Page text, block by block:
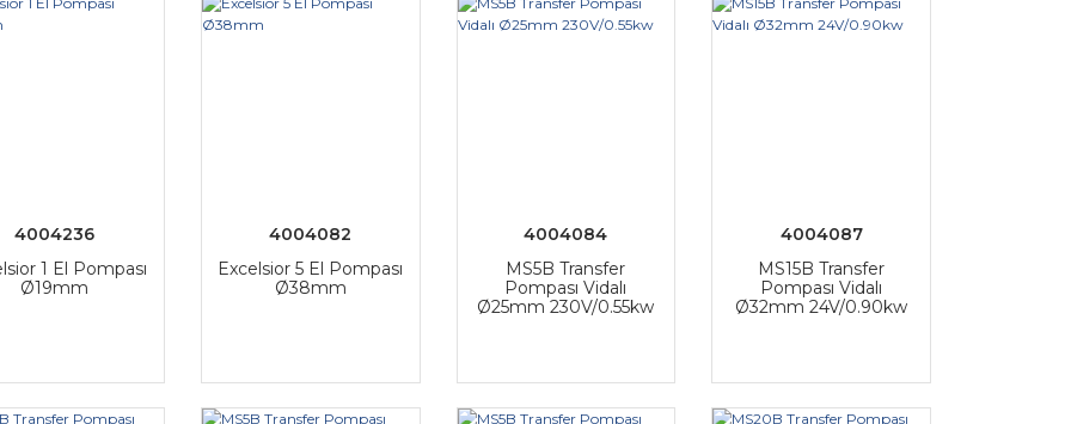
4004236
1 El Pompası
Ø19mm
4004082
Excelsior 5 El Pompası
Ø38mm
4004084
MS5B Transfer
Pompası Vidalı
Ø25mm 230V/0.55kw
4004087
MS15B Transfer
Pompası Vidalı
Ø32mm 24V/0.90kw